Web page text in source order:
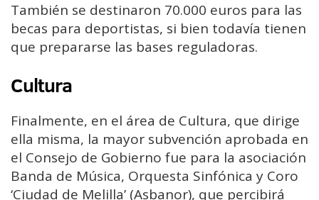
También se destinaron 70.000 euros para las
becas para deportistas, si bien todavía tienen
que prepararse las bases reguladoras.
Cultura
Finalmente, en el área de Cultura, que dirige
ella misma, la mayor subvención aprobada en
el Consejo de Gobierno fue para la asociación
Banda de Música, Orquesta Sinfónica y Coro
‘Ciudad de Melilla’ (Asbanor), que percibirá